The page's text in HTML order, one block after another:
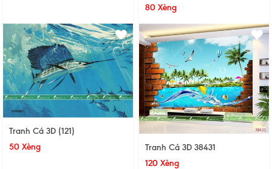
80 Xèng
Tranh Cá 3D (121)
50 Xèng
Tranh Cá 3D 38431
120 Xèng